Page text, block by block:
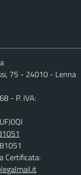
75 - 24010 - Lenna
- P. IVA:
Certificata: